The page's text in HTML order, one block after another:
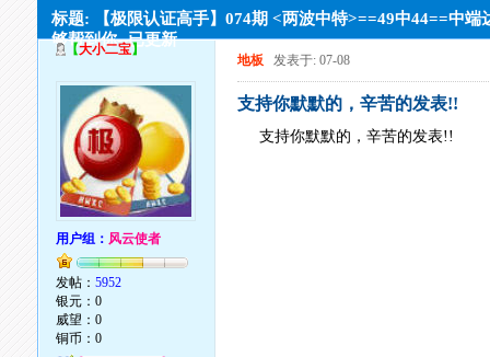
标题: 【极限认证高手】074期 <两波中特>==49中44==中端
够帮到你--已更新
【大小二宝】
用户组： 风云使者
发帖：5952
银元：0
威望：0
铜币：0
地板 发表于: 07-08
支持你默默的，辛苦的发表!!
支持你默默的，辛苦的发表!!